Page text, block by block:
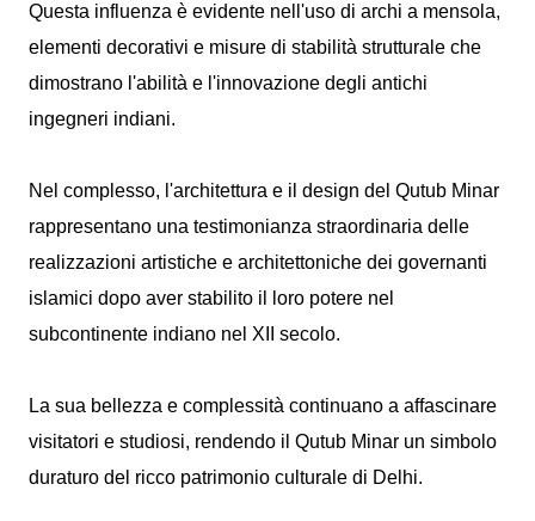
Questa influenza è evidente nell'uso di archi a mensola,
elementi decorativi e misure di stabilità strutturale che
dimostrano l'abilità e l'innovazione degli antichi
ingegneri indiani.
Nel complesso, l'architettura e il design del Qutub Minar
rappresentano una testimonianza straordinaria delle
realizzazioni artistiche e architettoniche dei governanti
islamici dopo aver stabilito il loro potere nel
subcontinente indiano nel XII secolo.
La sua bellezza e complessità continuano a affascinare
visitatori e studiosi, rendendo il Qutub Minar un simbolo
duraturo del ricco patrimonio culturale di Delhi.